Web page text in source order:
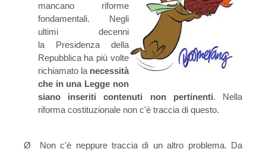
mancano riforme
fondamentali. Negli
ultimi decenni
laPresidenza della
Repubblica ha più volte
richiamato la necessità
che in una Legge non
siano inseriti contenuti non pertinenti. Nella
riforma costituzionale non c'è traccia di questo.
Ø
Non c'è neppure traccia di un altro problema. Da